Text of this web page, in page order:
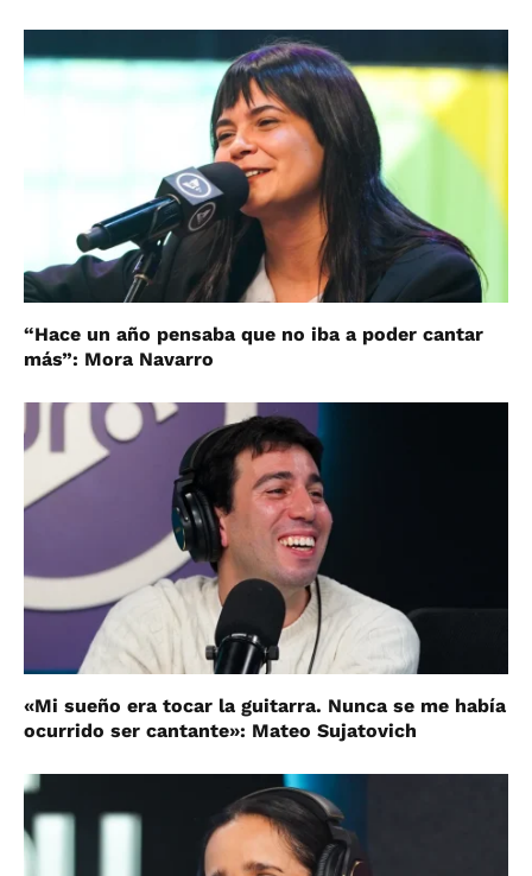
“Hace un año pensaba que no iba a poder cantar
más”: Mora Navarro
«Mi sueño era tocar la guitarra. Nunca se me había
ocurrido ser cantante»: Mateo Sujatovich